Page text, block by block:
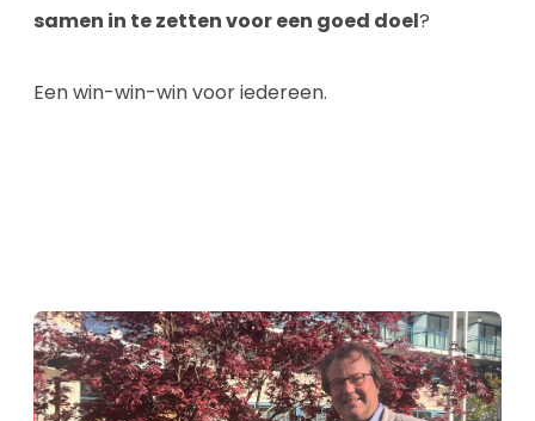
samen in te zetten voor een goed doel?
Een win-win-win voor iedereen.